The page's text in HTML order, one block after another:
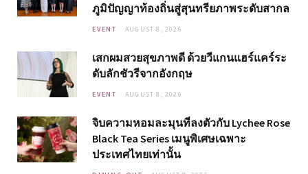
ภูมิปัญญาท้องถิ่นสู่สุนทรียภาพระดับสากล
EVENT AUGUST 8, 2026
เสกผมสวยสุขภาพดี ด้วยวีแกนแฮร์แคร์ระ
ดับลักชัวรีจากอังกฤษ
EVENT AUGUST 8, 2026
จิบความหอมละมุนที่ลงตัวกับ Lychee Rose
Black Tea Series เมนูพิเศษเฉพาะ
ประเทศไทยเท่านั้น